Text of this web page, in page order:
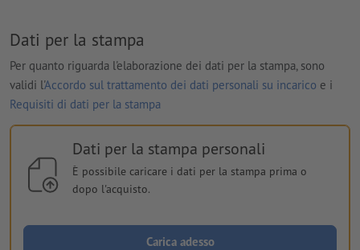
Dati per la stampa
Per quanto riguarda l'elaborazione dei dati per la stampa, sono
validi l'Accordo sul trattamento dei dati personali su incarico e i
Requisiti di dati per la stampa
Dati per la stampa personali
È possibile caricare i dati per la stampa prima o
dopo l'acquisto.
Carica adesso